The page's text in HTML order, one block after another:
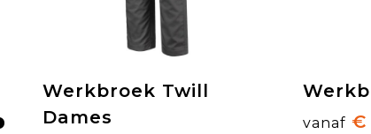
Werkbroek Twill
Dames
vanaf €